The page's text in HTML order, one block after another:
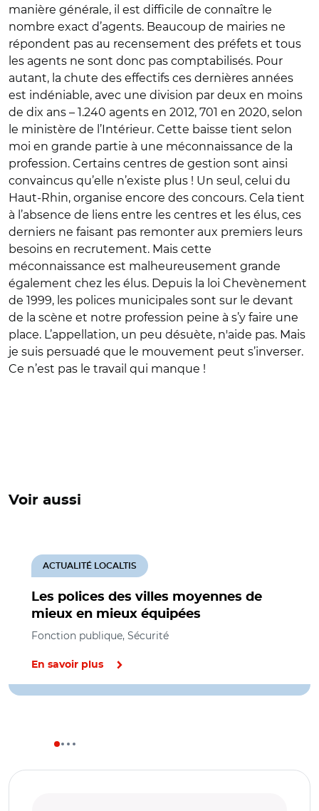
manière générale, il est difficile de connaître le
nombre exact d’agents. Beaucoup de mairies ne
répondent pas au recensement des préfets et tous
les agents ne sont donc pas comptabilisés. Pour
autant, la chute des effectifs ces dernières années
est indéniable, avec une division par deux en moins
de dix ans – 1.240 agents en 2012, 701 en 2020, selon
le ministère de l’Intérieur. Cette baisse tient selon
moi en grande partie à une méconnaissance de la
profession. Certains centres de gestion sont ainsi
convaincus qu’elle n’existe plus ! Un seul, celui du
Haut-Rhin, organise encore des concours. Cela tient
à l’absence de liens entre les centres et les élus, ces
derniers ne faisant pas remonter aux premiers leurs
besoins en recrutement. Mais cette
méconnaissance est malheureusement grande
également chez les élus. Depuis la loi Chevènement
de 1999, les polices municipales sont sur le devant
de la scène et notre profession peine à s’y faire une
place. L’appellation, un peu désuète, n'aide pas. Mais
je suis persuadé que le mouvement peut s’inverser.
Ce n’est pas le travail qui manque !
Voir aussi
Les polices des villes moyennes de
mieux en mieux équipées
ACTUALITÉ LOCALTIS
Fonction publique, Sécurité
En savoir plus